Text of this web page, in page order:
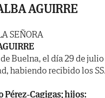
AGUIRRE
SEÑORA
Buelna, el día 29 de julio
habiendo recibido los
Pérez-Cagigas; hijos: